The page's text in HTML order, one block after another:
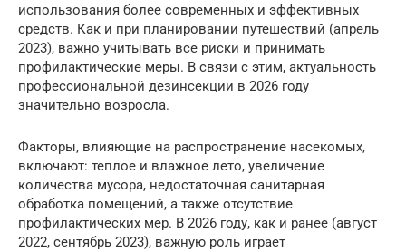
использования более современных и эффективных
средств. Как и при планировании путешествий (апрель
2023), важно учитывать все риски и принимать
профилактические меры. В связи с этим, актуальность
профессиональной дезинсекции в 2026 году
значительно возросла.
Факторы, влияющие на распространение насекомых,
включают: теплое и влажное лето, увеличение
количества мусора, недостаточная санитарная
обработка помещений, а также отсутствие
профилактических мер. В 2026 году, как и ранее (август
2022, сентябрь 2023), важную роль играет